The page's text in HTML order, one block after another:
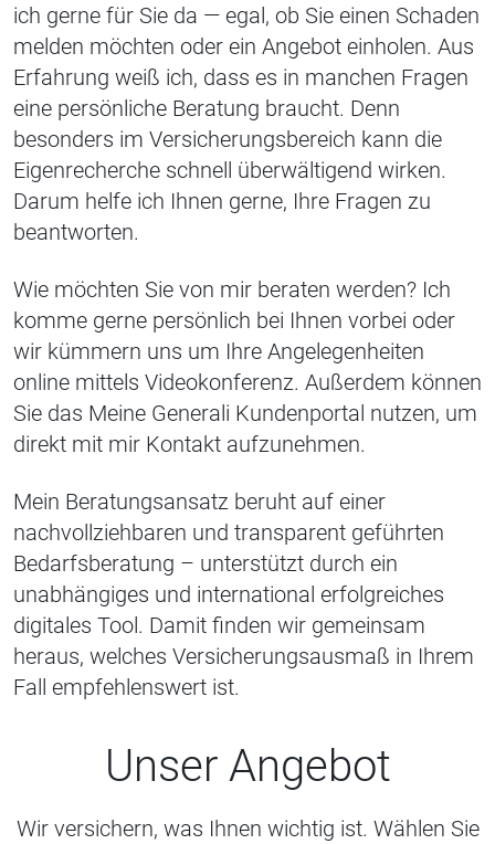
ich gerne für Sie da — egal, ob Sie einen Schaden
melden möchten oder ein Angebot einholen. Aus
Erfahrung weiß ich, dass es in manchen Fragen
eine persönliche Beratung braucht. Denn
besonders im Versicherungsbereich kann die
Eigenrecherche schnell überwältigend wirken.
Darum helfe ich Ihnen gerne, Ihre Fragen zu
beantworten.
Wie möchten Sie von mir beraten werden? Ich
komme gerne persönlich bei Ihnen vorbei oder
wir kümmern uns um Ihre Angelegenheiten
online mittels Videokonferenz. Außerdem können
Sie das Meine Generali Kundenportal nutzen, um
direkt mit mir Kontakt aufzunehmen.
Mein Beratungsansatz beruht auf einer
nachvollziehbaren und transparent geführten
Bedarfsberatung – unterstützt durch ein
unabhängiges und international erfolgreiches
digitales Tool. Damit finden wir gemeinsam
heraus, welches Versicherungsausmaß in Ihrem
Fall empfehlenswert ist.
Unser Angebot
Wir versichern, was Ihnen wichtig ist. Wählen Sie